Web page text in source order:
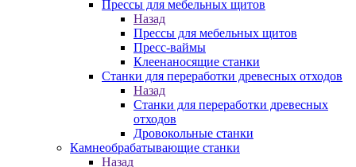
Прессы для мебельных щитов
Назад
Прессы для мебельных щитов
Пресс-ваймы
Клеенаносящие станки
Станки для переработки древесных отходов
Назад
Станки для переработки древесных
отходов
Дровокольные станки
Камнеобрабатывающие станки
Назад